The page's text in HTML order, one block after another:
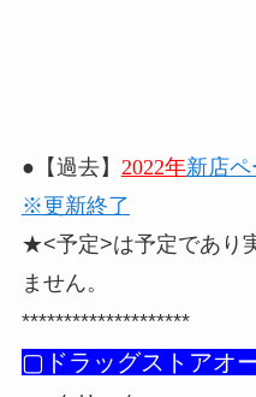
●【過去】 2022年新店
※更新終了
★<予定>は予定であり
ません。
********************
▢ドラッグストアオ